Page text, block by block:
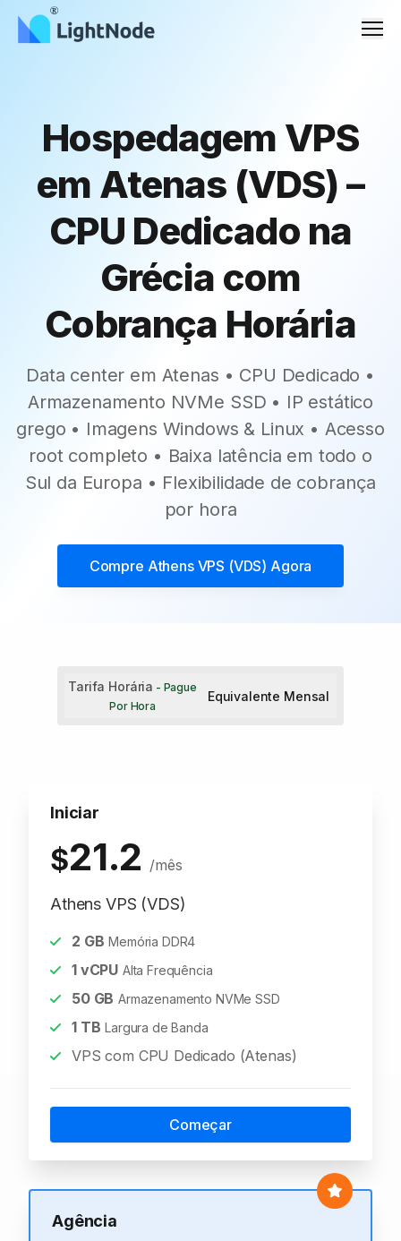
Hospedagem VPS
em Atenas (VDS) –
CPU Dedicado na
Grécia com
Cobrança Horária
Data center em Atenas • CPU Dedicado •
Armazenamento NVMe SSD • IP estático
grego • Imagens Windows & Linux • Acesso
root completo • Baixa latência em todo o
Sul da Europa • Flexibilidade de cobrança
por hora
Compre Athens VPS (VDS) Agora
Tarifa Horária - Pague
Por Hora
Equivalente Mensal
Iniciar
$21.2 /mês
Athens VPS (VDS)
2 GB Memória DDR4
1vCPU Alta Frequência
50GB Armazenamento NVMe SSD
1TB Largura de Banda
VPS com CPU Dedicado (Atenas)
Começar
Agência